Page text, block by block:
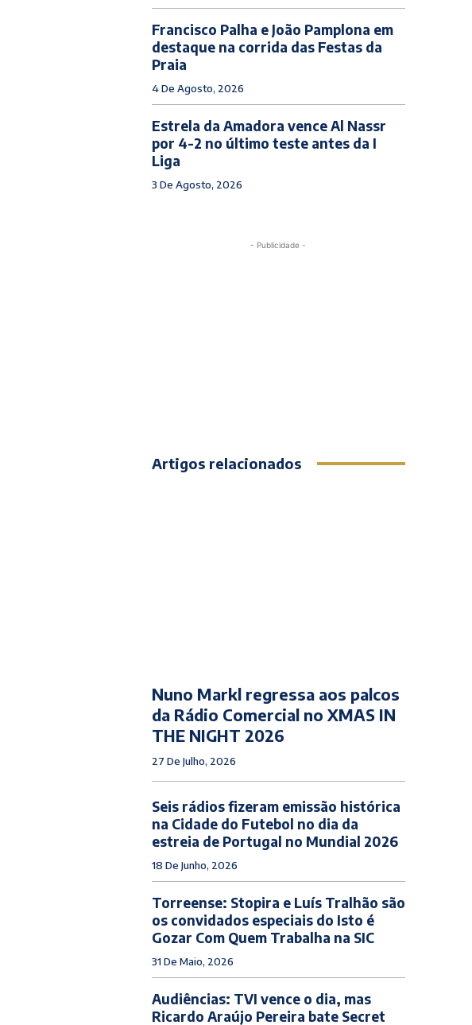
Francisco Palha e João Pamplona em
destaque na corrida das Festas da
Praia
4 De Agosto, 2026
Estrela da Amadora vence Al Nassr
por 4-2 no último teste antes da I
Liga
3 De Agosto, 2026
- Publicidade -
Artigos relacionados
Nuno Markl regressa aos palcos
da Rádio Comercial no XMAS IN
THE NIGHT 2026
27 De Julho, 2026
Seis rádios fizeram emissão histórica
na Cidade do Futebol no dia da
estreia de Portugal no Mundial 2026
18 De Junho, 2026
Torreense: Stopira e Luís Tralhão são
os convidados especiais do Isto é
Gozar Com Quem Trabalha na SIC
31 De Maio, 2026
Audiências: TVI vence o dia, mas
Ricardo Araújo Pereira bate Secret